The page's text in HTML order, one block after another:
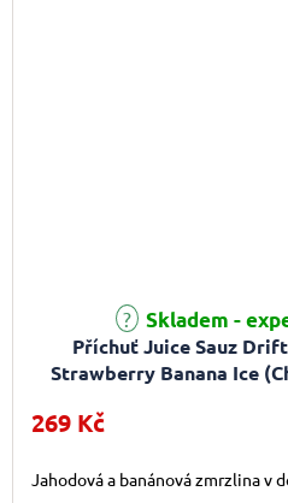
Příchuť Juice Sauz
Strawberry Banana Ice
Průměrné hodnocení produktu
Skladem -
269 Kč
Jahodová a banánová zmrzlina v